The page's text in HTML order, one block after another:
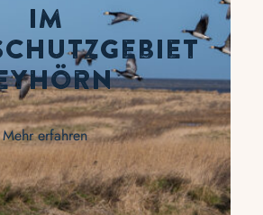
im
Mehr erfahren